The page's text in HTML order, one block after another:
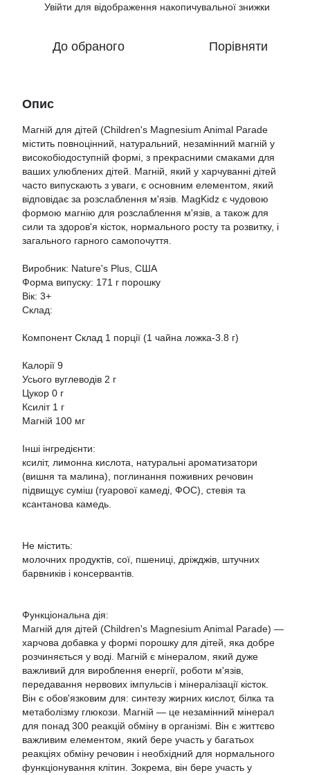
Увійти для відображення накопичувальної знижки
До обраного Порівняти
Опис
Магній для дітей (Children's Magnesium Animal Parade
містить повноцінний, натуральний, незамінний магній у
високобіодоступній формі, з прекрасними смаками для
ваших улюблених дітей. Магній, який у харчуванні дітей
часто випускають з уваги, є основним елементом, який
відповідає за розслаблення м'язів. MagKidz є чудовою
формою магнію для розслаблення м'язів, а також для
сили та здоров'я кісток, нормального росту та розвитку, і
загального гарного самопочуття.
Виробник: Nature's Plus, США
Форма випуску: 171 г порошку
Вік: 3+
Склад:
Компонент Склад 1 порції (1 чайна ложка-3.8 г)
Калорії 9
Усього вуглеводів 2 г
Цукор 0 г
Ксиліт 1 г
Магній 100 мг
Інші інгредієнти:
ксиліт, лимонна кислота, натуральні ароматизатори
(вишня та малина), поглинання поживних речовин
підвищує суміш (гуарової камеді, ФОС), стевія та
ксантанова камедь.
Не містить:
молочних продуктів, сої, пшениці, дріжджів, штучних
барвників і консервантів.
Функціональна дія:
Магній для дітей (Children's Magnesium Animal Parade) —
харчова добавка у формі порошку для дітей, яка добре
розчиняється у воді. Магній є мінералом, який дуже
важливий для вироблення енергії, роботи м'язів,
передавання нервових імпульсів і мінералізації кісток.
Він є обов'язковим для: синтезу жирних кислот, білка та
метаболізму глюкози. Магній — це незамінний мінерал
для понад 300 реакцій обміну в організмі. Він є життєво
важливим елементом, який бере участь у багатьох
реакціях обміну речовин і необхідний для нормального
функціонування клітин. Зокрема, він бере участь у